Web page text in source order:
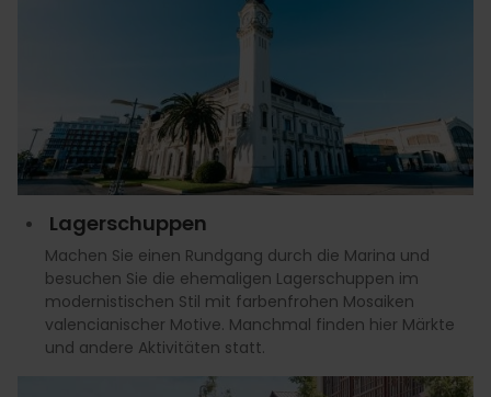
Lagerschuppen
Machen Sie einen Rundgang durch die Marina und
besuchen Sie die ehemaligen Lagerschuppen im
modernistischen Stil mit farbenfrohen Mosaiken
valencianischer Motive. Manchmal finden hier Märkte
und andere Aktivitäten statt.